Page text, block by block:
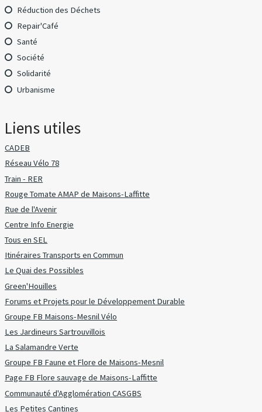
Réduction des Déchets
Repair'Café
Santé
Société
Solidarité
Urbanisme
Liens utiles
CADEB
Réseau Vélo 78
Train - RER
Rouge Tomate AMAP de Maisons-Laffitte
Rue de l'Avenir
Centre Info Energie
Tous en SEL
Itinéraires Transports en Commun
Le Quai des Possibles
Green'Houilles
Forums et Projets pour le Développement Durable
Groupe FB Maisons-Mesnil Vélo
Les Jardineurs Sartrouvillois
La Salamandre Verte
Groupe FB Faune et Flore de Maisons-Mesnil
Page FB Flore sauvage de Maisons-Laffitte
Communauté d'Agglomération CASGBS
Les Petites Cantines